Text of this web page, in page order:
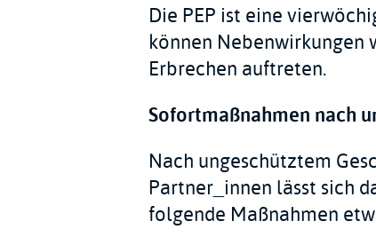
Die PEP ist eine
können Nebenwirkungen
Erbrechen auftreten.
Sofortmaßnahmen nach
Nach ungeschütztem
Partner_innen lässt sich
folgende Maßnahmen